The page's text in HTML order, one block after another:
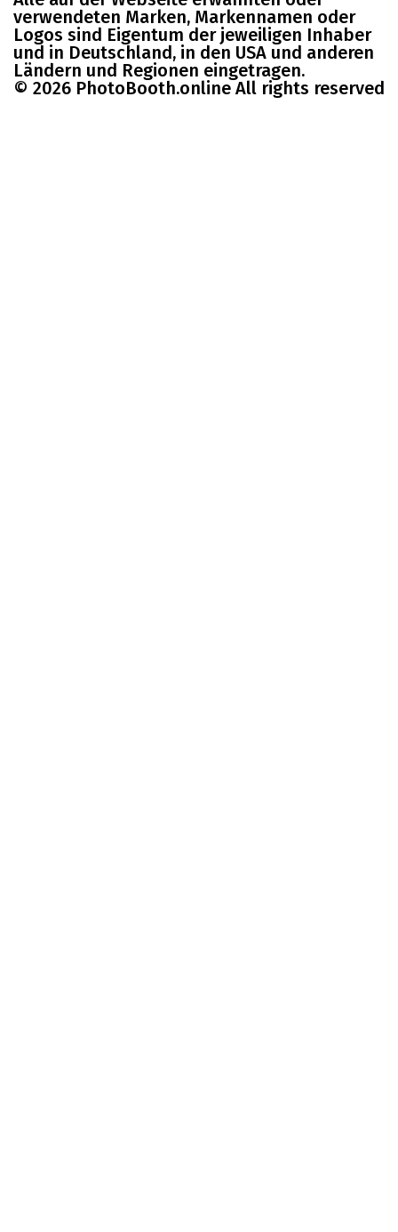
verwendeten Marken, Markennamen oder
Logos sind Eigentum der jeweiligen Inhaber
und in Deutschland, in den USA und anderen
Ländern und Regionen eingetragen.
© 2026 PhotoBooth.online All rights reserved